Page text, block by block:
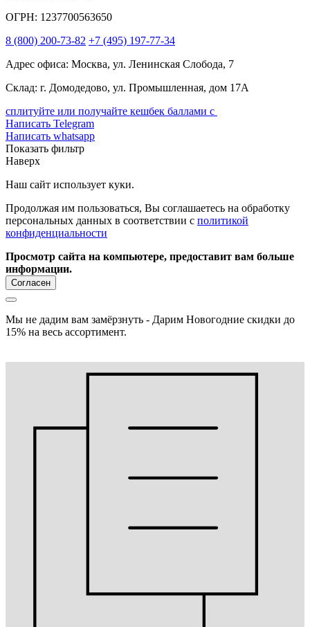
ОГРН: 1237700563650
8 (800) 200-73-82 +7 (495) 197-77-34
Адрес офиса: Москва, ул. Ленинская Слобода, 7
Склад: г. Домодедово, ул. Промышленная, дом 17А
сплитуйте или получайте кешбек баллами с
Написать Telegram
Написать whatsapp
Показать фильтр
Наверх
Наш сайт использует куки.
Продолжая им пользоваться, Вы соглашаетесь на обработку
персональных данных в соответствии с политикой
конфиденциальности
Просмотр сайта на компьютере, предоставит вам больше
информации.
Согласен
Мы не дадим вам замёрзнуть - Дарим Новогодние скидки до
15% на весь ассортимент.